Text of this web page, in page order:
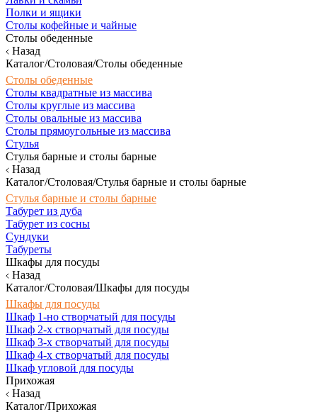
Полки и ящики
Столы кофейные и чайные
Столы обеденные
Назад
Каталог/Столовая/Столы обеденные
Столы обеденные
Столы квадратные из массива
Столы круглые из массива
Столы овальные из массива
Столы прямоугольные из массива
Стулья
Стулья барные и столы барные
Назад
Каталог/Столовая/Стулья барные и столы барные
Стулья барные и столы барные
Табурет из дуба
Табурет из сосны
Сундуки
Табуреты
Шкафы для посуды
Назад
Каталог/Столовая/Шкафы для посуды
Шкафы для посуды
Шкаф 1-но створчатый для посуды
Шкаф 2-х створчатый для посуды
Шкаф 3-х створчатый для посуды
Шкаф 4-х створчатый для посуды
Шкаф угловой для посуды
Прихожая
Назад
Каталог/Прихожая